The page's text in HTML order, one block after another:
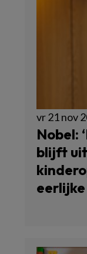
vr 21 nov
Nobel:
blijft
eerlijke